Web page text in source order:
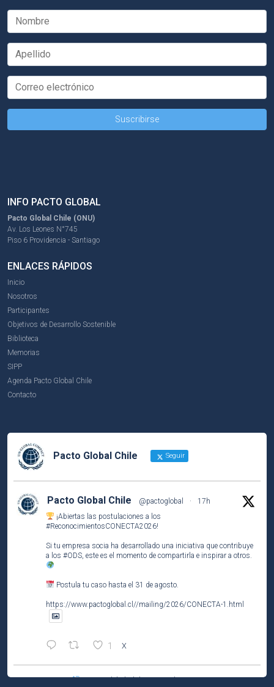
INFO PACTO GLOBAL
Pacto Global Chile (ONU)
Av. Los Leones N°745
Piso 6 Providencia - Santiago
ENLACES RÁPIDOS
Inicio
Nosotros
Participantes
Objetivos de Desarrollo Sostenible
Biblioteca
Memorias
SIPP
Agenda Pacto Global Chile
Contacto
Pacto Global Chile Seguir
Pacto Global Chile @pactoglobal ·
17h
¡Abiertas las postulaciones a los
#ReconocimientosCONECTA2026!
Si tu empresa socia ha desarrollado una iniciativa que contribuye
a los #ODS, este es el momento de compartirla e inspirar a otros.
Postula tu caso hasta el 31 de agosto.
https://www.pactoglobal.cl//mailing/2026/CONECTA-1.html
1 X
Pacto Global Chile Retuiteado